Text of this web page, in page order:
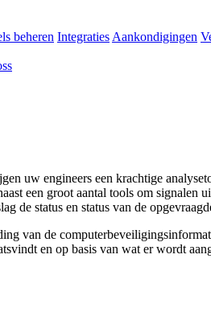
beheren Integraties Aankondigingen
uw engineers een krachtige
een groot aantal tools om signalen
de status en status van de
van de
en op basis van wat er wordt